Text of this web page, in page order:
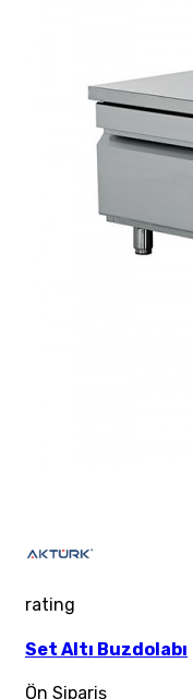
rating
Set Altı Buzdolabı
Ön Sipariş